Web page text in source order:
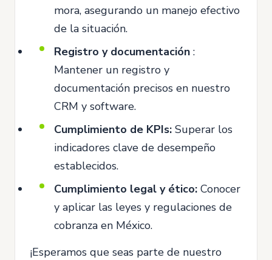
mora, asegurando un manejo efectivo
de la situación.
Registro y documentación :
Mantener un registro y
documentación precisos en nuestro
CRM y software.
Cumplimiento de KPIs: Superar los
indicadores clave de desempeño
establecidos.
Cumplimiento legal y ético: Conocer
y aplicar las leyes y regulaciones de
cobranza en México.
¡Esperamos que seas parte de nuestro